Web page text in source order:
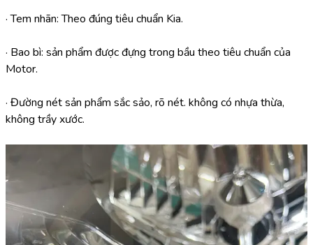
· Tem nhãn: Theo đúng tiêu chuẩn Kia.
· Bao bì: sản phẩm được đựng trong bầu theo tiêu chuẩn của
Motor.
· Đường nét sản phẩm sắc sảo, rõ nét. không có nhựa thừa,
không trầy xước.